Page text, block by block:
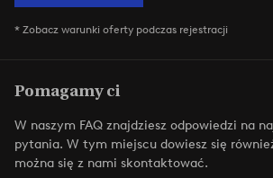
* Zobacz warunki oferty podczas rejestracji
Pomagamy ci
W naszym FAQ znajdziesz odpowiedzi na
pytania. W tym miejscu dowiesz się
można się z nami skontaktować.